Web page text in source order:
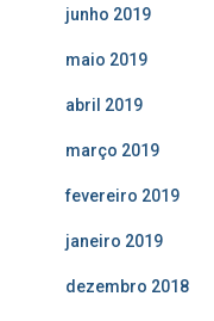
junho 2019
maio 2019
abril 2019
março 2019
fevereiro 2019
janeiro 2019
dezembro 2018